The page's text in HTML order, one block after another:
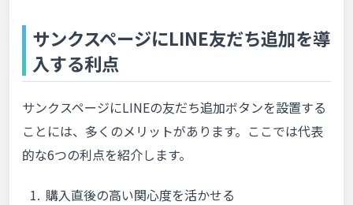
サンクスページにLINE友だち追加を導
入する利点
サンクスページにLINEの友だち追加ボタンを設置する
ことには、多くのメリットがあります。ここでは代表
的な6つの利点を紹介します。
購入直後の高い関心度を活かせる